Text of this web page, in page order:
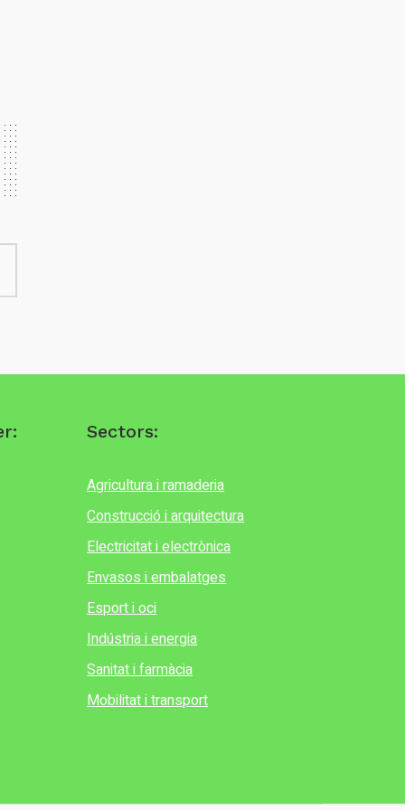
Sectors:
Agricultura i ramaderia
Construcció i arquitectura
Electricitat i electrònica
Envasos i embalatges
Esport i oci
Indústria i energia
Sanitat i farmàcia
Mobilitat i transport